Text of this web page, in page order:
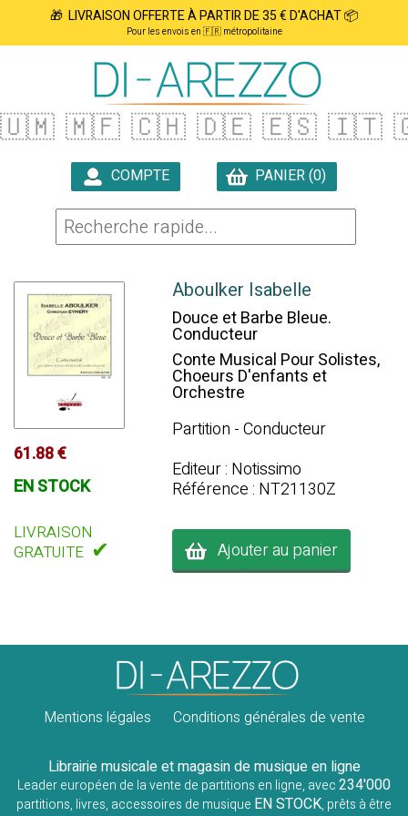
🎁 LIVRAISON OFFERTE À PARTIR DE 35 € D'ACHAT 📦
Pour les envois en 🇫🇷 métropolitaine
🇺🇲 🇲🇫 🇨🇭 🇩🇪 🇪🇸 🇮🇹
COMPTE
PANIER (0)
61.88 €
EN STOCK
LIVRAISON
GRATUITE ✔
Aboulker Isabelle
Douce et Barbe Bleue.
Conducteur
Conte Musical Pour Solistes,
Choeurs D'enfants et
Orchestre
Partition - Conducteur
Editeur : Notissimo
Référence : NT21130Z
Ajouter au panier
Mentions légales Conditions générales de vente
Librairie musicale et magasin de musique en ligne
Leader européen de la vente de partitions en ligne, avec234'000
partitions, livres, accessoires de musique EN STOCK, prêts à être